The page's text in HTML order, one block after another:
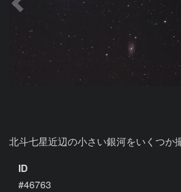
北斗七星近辺の小さい銀河をいくつか
ID
#46763